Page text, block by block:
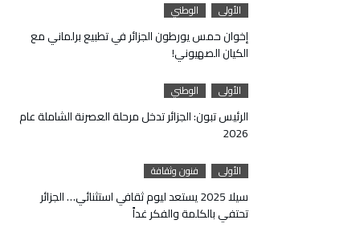
الأولى الوطني
إخوان حمس يورطون الجزائر في تطبيع برلماني مع
الكيان الصهيوني!
الأولى الوطني
الرئيس تبون: الجزائر تدخل مرحلة العصرنة الشاملة عام
2026
الأولى فنون وثقافة
سيلا 2025 يستعد ليوم ثقافي استثنائي… الجزائر
تحتفي بالكلمة والفكر غداً